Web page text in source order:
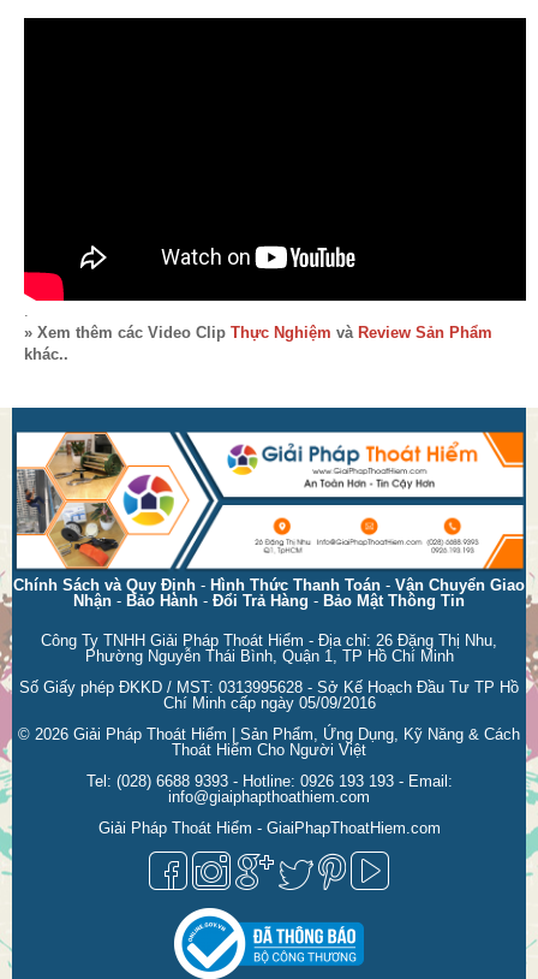
.
» Xem thêm các Video Clip Thực Nghiệm và Review Sản Phẩm
khác..
Chính Sách và Quy Định - Hình Thức Thanh Toán - Vận Chuyển Giao
Nhận - Bảo Hành - Đổi Trả Hàng - Bảo Mật Thông Tin
Công Ty TNHH Giải Pháp Thoát Hiểm - Địa chỉ: 26 Đặng Thị Nhu,
Phường Nguyễn Thái Bình, Quận 1, TP Hồ Chí Minh
Số Giấy phép ĐKKD / MST: 0313995628 - Sở Kế Hoạch Đầu Tư TP Hồ
Chí Minh cấp ngày 05/09/2016
© 2026 Giải Pháp Thoát Hiểm | Sản Phẩm, Ứng Dụng, Kỹ Năng & Cách
Thoát Hiểm Cho Người Việt
Tel: (028) 6688 9393- Hotline: 0926 193 193- Email:
info@giaiphapthoathiem.com
Giải Pháp Thoát Hiểm - GiaiPhapThoatHiem.com